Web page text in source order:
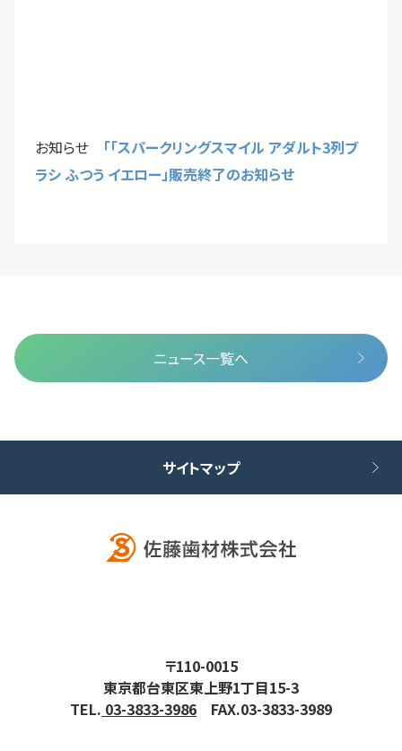
お知らせ 「「スパークリングスマイル アダルト3列ブ
ラシ ふつう イエロー」販売終了のお知らせ
ニュース一覧へ
サイトマップ
〒110-0015
東京都台東区東上野1丁目15-3
TEL. 03-3833-3986 FAX.03-3833-3989